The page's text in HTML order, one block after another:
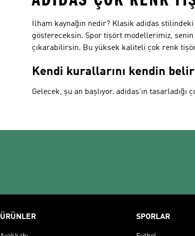
İlham kaynağın nedir? Klasik adidas
göstereceksin. Spor tişört modellerimiz,
çıkarabilirsin. Bu yüksek kaliteli çok renk
Kendi kurallarını kendin
Gelecek, şu an başlıyor. adidas'ın
ÜRÜNLER SPORLAR